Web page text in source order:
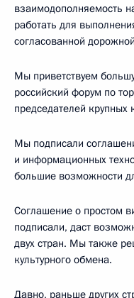
взаимодополняемость
работать для
согласованной
Мы приветствуем
российский форум по
председателей крупных
Мы подписали
и информационных
большие возможности
Соглашение о простом
подписали, даст
двух стран. Мы также
культурного обмена.
Давно, раньше других